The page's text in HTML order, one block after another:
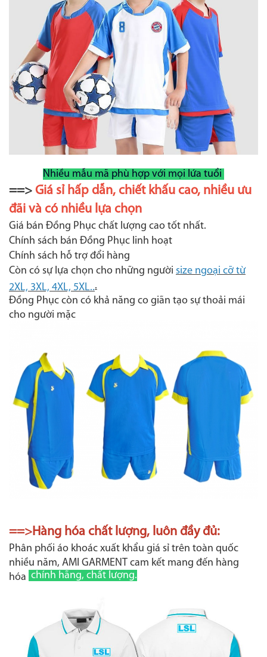
Nhiều mẫu mã phù hợp với mọi lứa tuổi
==> Giá sỉ hấp dẫn, chiết khấu cao, nhiều ưu
đãi và có nhiều lựa chọn
Giá bán Đồng Phục chất lượng cao tốt nhất.
Chính sách bán Đồng Phục linh hoạt
Chính sách hỗ trợ đổi hàng
Còn có sự lựa chọn cho những người size ngoại cỡ từ
2XL, 3XL, 4XL, 5XL.. .
Đồng Phục còn có khả năng co giãn tạo sự thoải mái
cho người mặc
==>Hàng hóa chất lượng, luôn đầy đủ:
Phân phối áo khoác xuất khẩu giá sỉ trên toàn quốc
nhiều năm, AMI GARMENT cam kết mang đến hàng
hóa chính hãng, chất lượng.